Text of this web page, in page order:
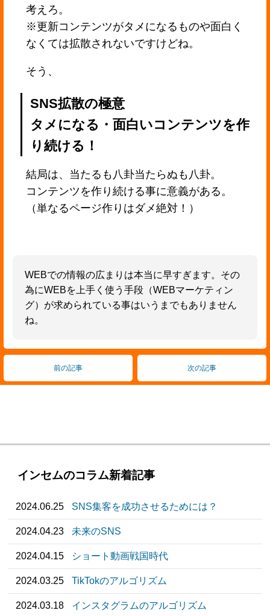
考えろ。
※更新コンテンツがタメになるものや面白く
なくては拡散されないですけどね。
そう、
SNS拡散の極意
タメになる・面白いコンテンツを作
り続ける！
結局は、当たるも八卦当たらぬも八卦。
コンテンツを作り続ける事に意義がある。
（単なるページ作りはダメ絶対！）
WEBでの情報の広まりは本当に早すぎます。その
為にWEBを上手く使う手段（WEBマーケティン
グ）が求められている事はいうまでもありません
ね。
前の記事 次の記事
インセムのコラム新着記事
2024.06.25 SNS集客を成功させるためには？
2024.04.23 未来のSNS
2024.04.15 ショート動画戦国時代
2024.03.25 TikTokのアルゴリズム
2024.03.18 インスタグラムのアルゴリズム